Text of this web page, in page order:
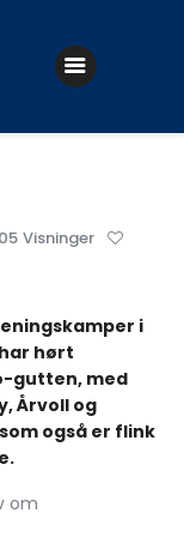
Visninger
i
hørt
gutten, med
Årvoll og
også er flink
om